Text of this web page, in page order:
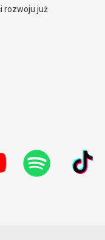
rozwoju już